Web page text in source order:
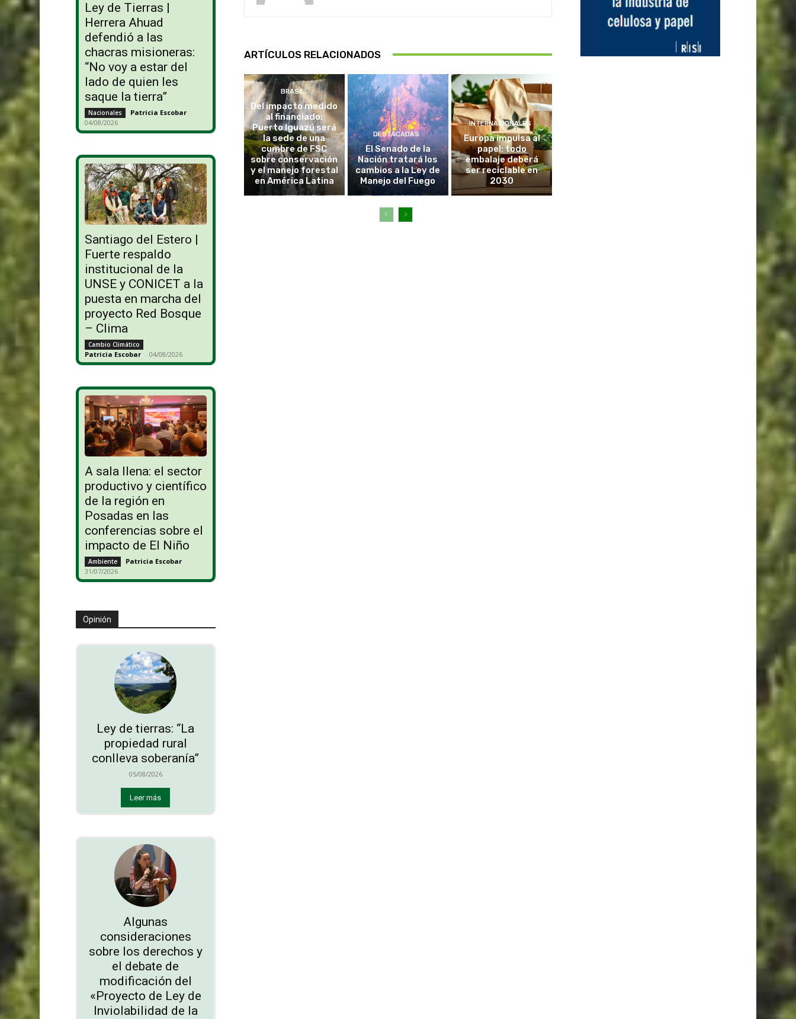
Ley de Tierras |
Herrera Ahuad
defendió a las
chacras misioneras:
“No voy a estar del
lado de quien les
saque la tierra”
Nacionales Patricia Escobar -
04/08/2026
Santiago del Estero |
Fuerte respaldo
institucional de la
UNSE y CONICET a la
puesta en marcha del
proyecto Red Bosque
– Clima
Cambio Climático
Patricia Escobar - 04/08/2026
A sala llena: el sector
productivo y científico
de la región en
Posadas en las
conferencias sobre el
impacto de El Niño
Ambiente Patricia Escobar -
31/07/2026
Opinión
Ley de tierras: “La
propiedad rural
conlleva soberanía”
05/08/2026
Leer más
Algunas
consideraciones
sobre los derechos y
el debate de
modificación del
«Proyecto de Ley de
Inviolabilidad de la
ARTÍCULOS RELACIONADOS
BRASIL
Del impacto medido
al financiado:
Puerto Iguazú será
la sede de una
cumbre de FSC
sobre conservación
y el manejo forestal
en América Latina
DESTACADAS
El Senado de la
Nación tratará los
cambios a la Ley de
Manejo del Fuego
INTERNACIONALES
Europa impulsa al
papel: todo
embalaje deberá
ser reciclable en
2030